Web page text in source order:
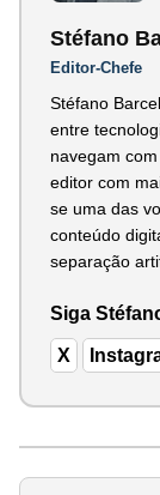
Stéfano
Editor-Chefe
Stéfano
entre
navegam
editor com
se uma das
conteúdo
separação
Siga
X